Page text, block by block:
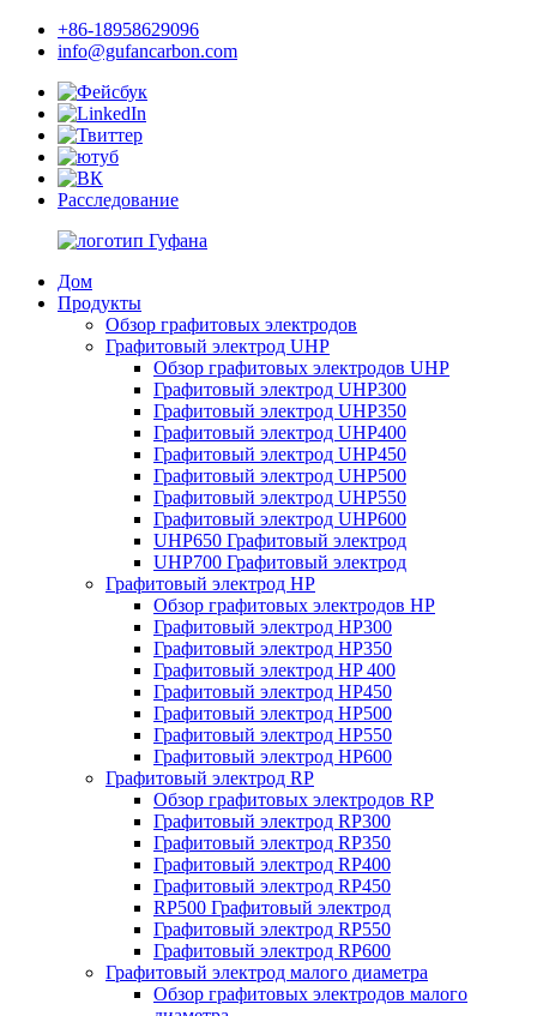
+86-18958629096
info@gufancarbon.com
Расследование
Дом
Продукты
Обзор графитовых электродов
Графитовый электрод UHP
Обзор графитовых электродов UHP
Графитовый электрод UHP300
Графитовый электрод UHP350
Графитовый электрод UHP400
Графитовый электрод UHP450
Графитовый электрод UHP500
Графитовый электрод UHP550
Графитовый электрод UHP600
UHP650 Графитовый электрод
UHP700 Графитовый электрод
Графитовый электрод HP
Обзор графитовых электродов HP
Графитовый электрод HP300
Графитовый электрод HP350
Графитовый электрод HP 400
Графитовый электрод HP450
Графитовый электрод HP500
Графитовый электрод HP550
Графитовый электрод HP600
Графитовый электрод RP
Обзор графитовых электродов RP
Графитовый электрод RP300
Графитовый электрод RP350
Графитовый электрод RP400
Графитовый электрод RP450
RP500 Графитовый электрод
Графитовый электрод RP550
Графитовый электрод RP600
Графитовый электрод малого диаметра
Обзор графитовых электродов малого